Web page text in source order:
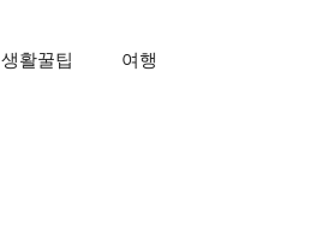
생활꿀팁 여행